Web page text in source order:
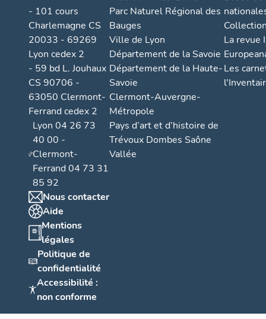
- 101 cours
Charlemagne CS
20033 - 69269
Lyon cedex 2
- 59 bd L. Jouhaux
CS 90706 -
63050 Clermont-
Ferrand cedex 2
Lyon 04 26 73
40 00 -
Clermont-
Ferrand 04 73 31
85 92
Nous contacter
Aide
Mentions
légales
Politique de
confidentialité
Accessibilité :
non conforme
Parc Naturel Régional des
Bauges
Ville de Lyon
Département de la Savoie
Département de la Haute-
Savoie
Clermont-Auvergne-
Métropole
Pays d’art et d’histoire de
Trévoux Dombes Saône
Vallée
La revue
Les